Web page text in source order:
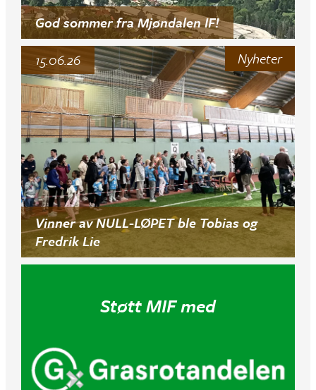
God sommer fra Mjøndalen IF!
Nyheter
Vinner av NULL-LØPET ble Tobias og
Fredrik Lie
15.06.26
Støtt MIF med